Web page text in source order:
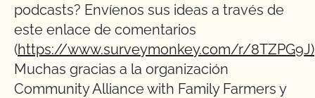
podcasts? Envíenos sus ideas a través de
este enlace de comentarios
(https://www.surveymonkey.com/r/8TZPG9J)
Muchas gracias a la organización
Community Alliance with Family Farmers y